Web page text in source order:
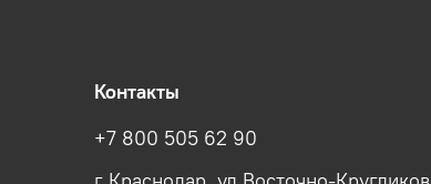
Контакты
+7 800 505 62 90